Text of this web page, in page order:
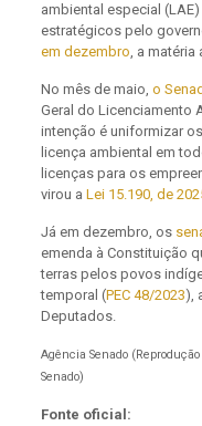
ambiental especial
estratégicos pelo
em dezembro, a matéria
No mês de maio, o
Geral do Licenciamento
intenção é uniformizar
licença ambiental em
licenças para os
virou a Lei 15.190, de
Já em dezembro, os
emenda à Constituição
terras pelos povos
temporal (PEC 48/2023),
Deputados.
Agência Senado
Senado)
Fonte oficial: